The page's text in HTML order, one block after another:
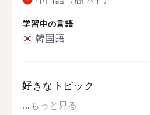
学習中の言語
韓国語
好きなトピック
... もっと見る